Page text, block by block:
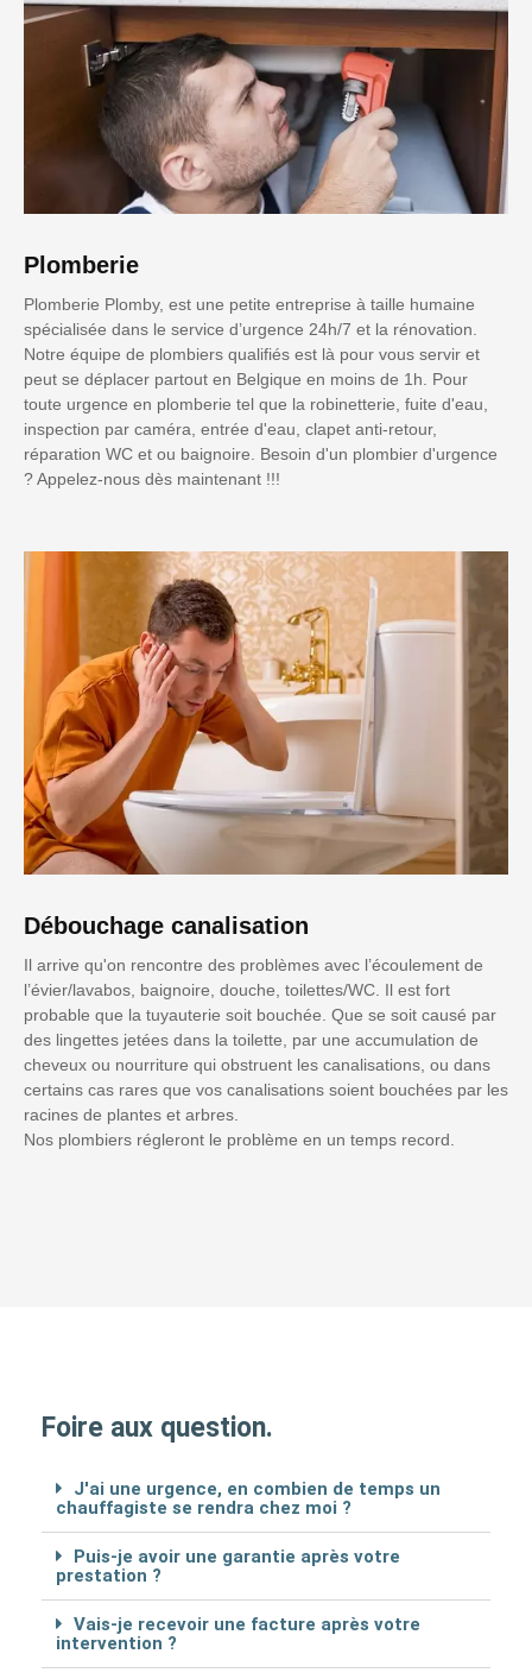
Plomberie
Plomberie Plomby, est une petite entreprise à taille humaine
spécialisée dans le service d’urgence 24h/7 et la rénovation.
Notre équipe de plombiers qualifiés est là pour vous servir et
peut se déplacer partout en Belgique en moins de 1h. Pour
toute urgence en plomberie tel que la robinetterie, fuite d'eau,
inspection par caméra, entrée d'eau, clapet anti-retour,
réparation WC et ou baignoire. Besoin d'un plombier d'urgence
? Appelez-nous dès maintenant !!!
Débouchage canalisation
Il arrive qu'on rencontre des problèmes avec l’écoulement de
l’évier/lavabos, baignoire, douche, toilettes/WC. Il est fort
probable que la tuyauterie soit bouchée. Que se soit causé par
des lingettes jetées dans la toilette, par une accumulation de
cheveux ou nourriture qui obstruent les canalisations, ou dans
certains cas rares que vos canalisations soient bouchées par les
racines de plantes et arbres.
Nos plombiers régleront le problème en un temps record.
Foire aux question.
J'ai une urgence, en combien de temps un
chauffagiste se rendra chez moi ?
Puis-je avoir une garantie après votre
prestation ?
Vais-je recevoir une facture après votre
intervention ?